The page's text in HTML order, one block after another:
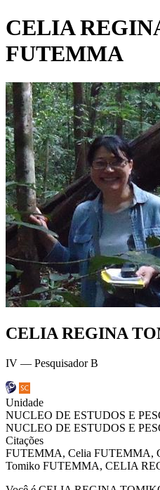
CELIA
FUTEMMA
CELIA REGINA
IV — Pesquisador B
Unidade
NUCLEO DE ESTUDOS E
NUCLEO DE ESTUDOS E
Citações
FUTEMMA, Celia FUTEMMA,
Tomiko FUTEMMA, CELIA